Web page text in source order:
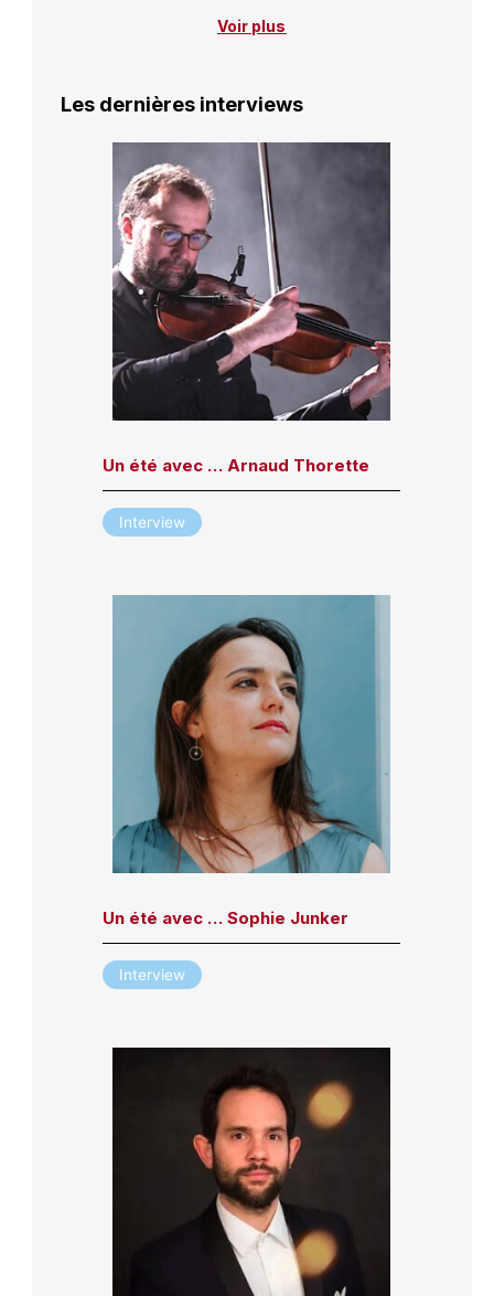
Voir plus
Les dernières interviews
Un été avec … Arnaud Thorette
Interview
Un été avec … Sophie Junker
Interview